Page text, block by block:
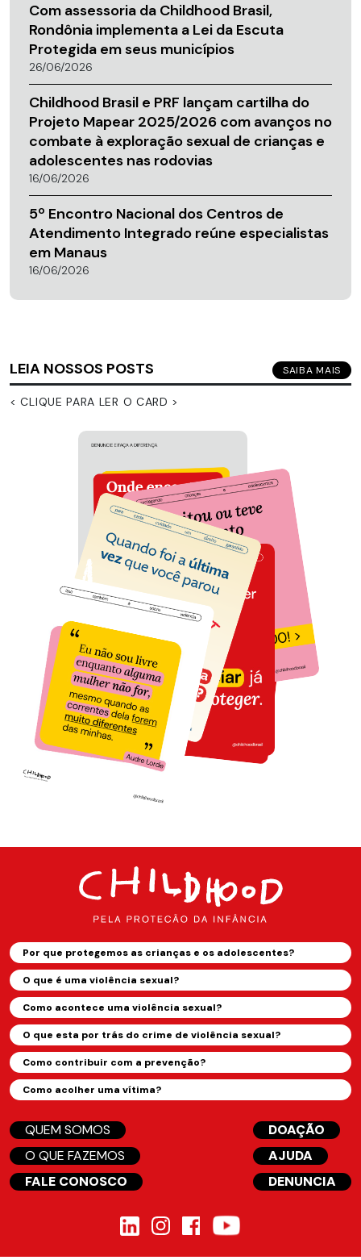
Com assessoria da Childhood Brasil,
Rondônia implementa a Lei da Escuta
Protegida em seus municípios
26/06/2026
Childhood Brasil e PRF lançam cartilha do
Projeto Mapear 2025/2026 com avanços no
combate à exploração sexual de crianças e
adolescentes nas rodovias
16/06/2026
5º Encontro Nacional dos Centros de
Atendimento Integrado reúne especialistas
em Manaus
16/06/2026
LEIA NOSSOS POSTS SAIBA MAIS
< CLIQUE PARA LER O CARD >
Por que protegemos as crianças e os adolescentes?
O que é uma violência sexual?
Como acontece uma violência sexual?
O que esta por trás do crime de violência sexual?
Como contribuir com a prevenção?
Como acolher uma vítima?
QUEM SOMOS
O QUE FAZEMOS
FALE CONOSCO
DOAÇÃO
AJUDA
DENUNCIA